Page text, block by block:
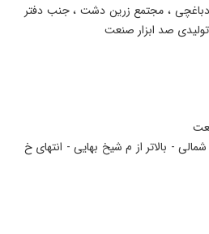
، مجتمع زرین دشت ، جنب دفتر
- بالاتر از م شیخ بهایی - انتهای خ